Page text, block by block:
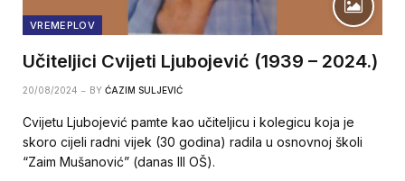
VREMEPLOV
Učiteljici Cvijeti Ljubojević (1939 – 2024.)
20/08/2024 BY ĆAZIM SULJEVIĆ
Cvijetu Ljubojević pamte kao učiteljicu i kolegicu koja je
skoro cijeli radni vijek (30 godina) radila u osnovnoj školi
“Zaim Mušanović” (danas III OŠ).